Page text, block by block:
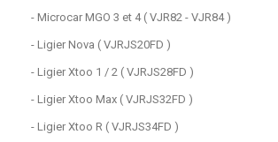
- Microcar MGO 3 et 4 ( VJR82 - VJR84 )
- Ligier Nova ( VJRJS20FD )
- Ligier Xtoo 1 / 2 ( VJRJS28FD )
- Ligier Xtoo Max ( VJRJS32FD )
- Ligier Xtoo R ( VJRJS34FD )